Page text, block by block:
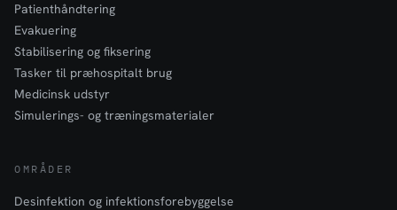
Patienthåndtering
Evakuering
Stabilisering og fiksering
Tasker til præhospitalt brug
Medicinsk udstyr
Simulerings- og træningsmaterialer
OMRÅDER
Desinfektion og infektionsforebyggelse